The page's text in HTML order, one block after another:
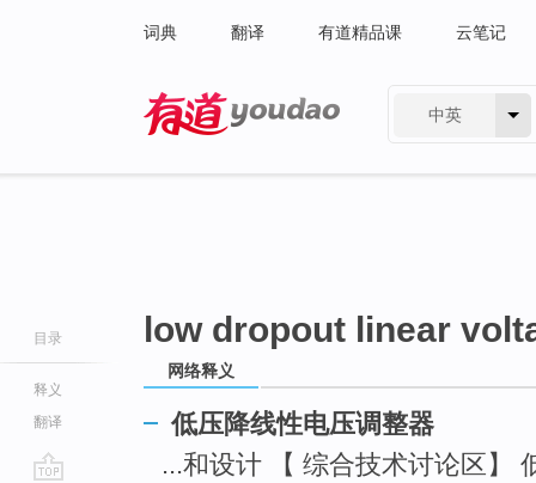
词典 翻译 有道精品课 云笔记
中英
目录
释义
翻译
low dropout linear
网络释义
低压降线性电压调整器
...和设计 【 综合技术讨论区】